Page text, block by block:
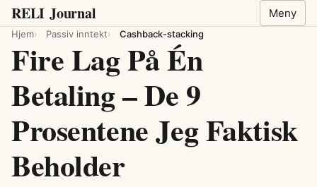
RELI Journal Meny
Hjem Passiv inntekt Cashback-stacking
Fire Lag På Én
Betaling – De 9
Prosentene Jeg Faktisk
Beholder